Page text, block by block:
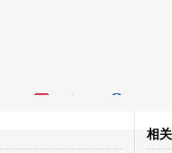
相